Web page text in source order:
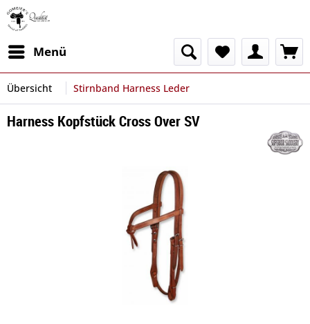
Menü
Übersicht Stirnband Harness Leder
Harness Kopfstück Cross Over SV